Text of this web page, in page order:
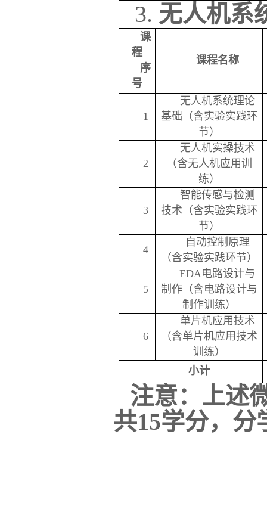
3. 无人机系
课
程
序
号
课程名称
1
无人机系统理论
基础（含实验实践环
节）
2
无人机实操技术
（含无人机应用训
练）
3
智能传感与检测
技术（含实验实践环
节）
4
自动控制原理
（含实验实践环节）
5
EDA电路设计与
制作（含电路设计与
制作训练）
6
单片机应用技术
（含单片机应用技术
训练）
小计
注意： 上述
共15学分，分